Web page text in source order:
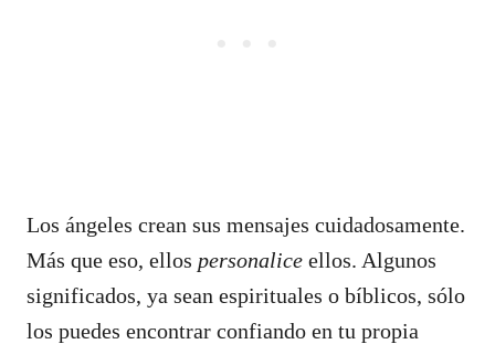
Los ángeles crean sus mensajes cuidadosamente.
Más que eso, ellos personalice ellos. Algunos
significados, ya sean espirituales o bíblicos, sólo
los puedes encontrar confiando en tu propia